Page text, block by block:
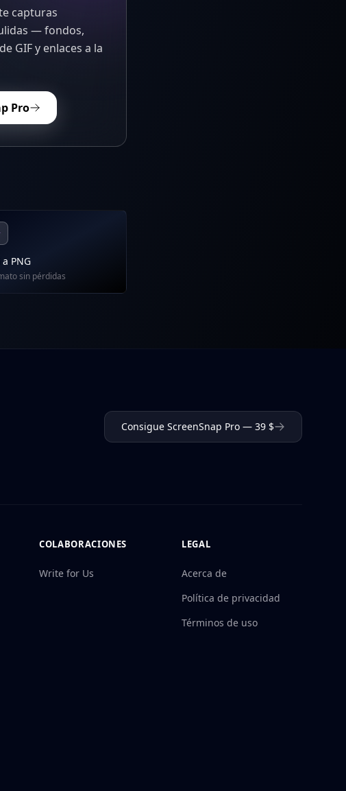
capturas
— fondos,
GIF y enlaces a la
Pro
a PNG
sin pérdidas
Consigue ScreenSnap Pro — 39 $
COLABORACIONES
Write for Us
LEGAL
Acerca de
Política de privacidad
Términos de uso